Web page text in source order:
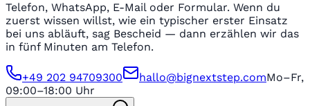
Telefon, WhatsApp, E-Mail oder Formular. Wenn du
zuerst wissen willst, wie ein typischer erster Einsatz
bei uns abläuft, sag Bescheid — dann erzählen wir das
in fünf Minuten am Telefon.
+49 202 94709300 hallo@bignextstep.comMo–Fr,
09:00–18:00 Uhr